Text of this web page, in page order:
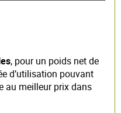
, pour un poids net de
d’utilisation pouvant
au meilleur prix dans